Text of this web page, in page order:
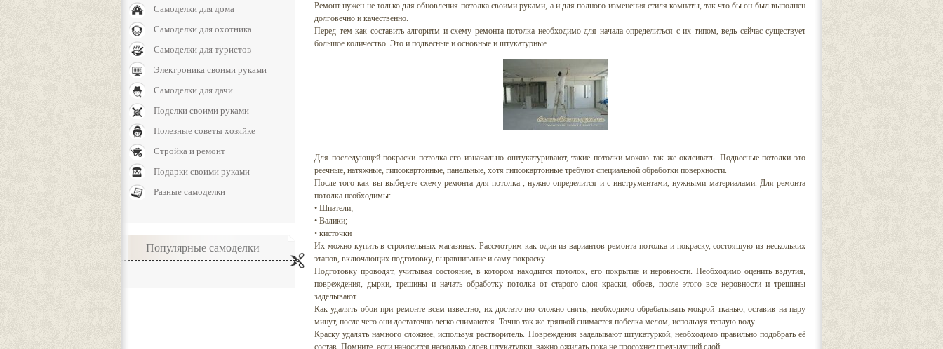
Самоделки для дома
Самоделки для охотника
Самоделки для туристов
Электроника своими руками
Самоделки для дачи
Поделки своими руками
Полезные советы хозяйке
Стройка и ремонт
Подарки своими руками
Разные самоделки
Популярные самоделки
Ремонт нужен не только для обновления потолка своими руками, а и для полного изменения стиля комнаты, так что бы он был выполнен
долговечно и качественно.
Перед тем как составить алгоритм и схему ремонта потолка необходимо для начала определиться с их типом, ведь сейчас существует
большое количество. Это и подвесные и основные и штукатурные.
Для последующей покраски потолка его изначально оштукатуривают, такие потолки можно так же оклеивать. Подвесные потолки это
реечные, натяжные, гипсокартонные, панельные, хотя гипсокартонные требуют специальной обработки поверхности.
После того как вы выберете схему ремонта для потолка , нужно определится и с инструментами, нужными материалами. Для ремонта
потолка необходимы:
• Шпатели;
• Валики;
• кисточки
Их можно купить в строительных магазинах. Рассмотрим как один из вариантов ремонта потолка и покраску, состоящую из нескольких
этапов, включающих подготовку, выравнивание и саму покраску.
Подготовку проводят, учитывая состояние, в котором находится потолок, его покрытие и неровности. Необходимо оценить вздутия,
повреждения, дырки, трещины и начать обработку потолка от старого слоя краски, обоев, после этого все неровности и трещины
заделывают.
Как удалять обои при ремонте всем известно, их достаточно сложно снять, необходимо обрабатывать мокрой тканью, оставив на пару
минут, после чего они достаточно легко снимаются. Точно так же тряпкой снимается побелка мелом, используя теплую воду.
Краску удалять намного сложнее, используя растворитель. Повреждения заделывают штукатуркой, необходимо правильно подобрать её
состав. Помните, если наносится несколько слоев штукатурки, важно ожидать пока не просохнет предыдущий слой.